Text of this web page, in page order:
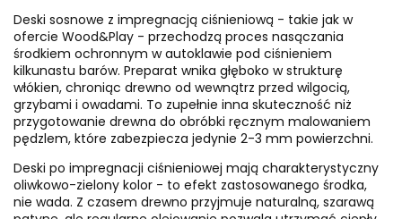
Deski sosnowe z impregnacją ciśnieniową - takie jak w
ofercie Wood&Play - przechodzą proces nasączania
środkiem ochronnym w autoklawie pod ciśnieniem
kilkunastu barów. Preparat wnika głęboko w strukturę
włókien, chroniąc drewno od wewnątrz przed wilgocią,
grzybami i owadami. To zupełnie inna skuteczność niż
przygotowanie drewna do obróbki ręcznym malowaniem
pędzlem, które zabezpiecza jedynie 2-3 mm powierzchni.
Deski po impregnacji ciśnieniowej mają charakterystyczny
oliwkowo-zielony kolor - to efekt zastosowanego środka,
nie wada. Z czasem drewno przyjmuje naturalną, szarawą